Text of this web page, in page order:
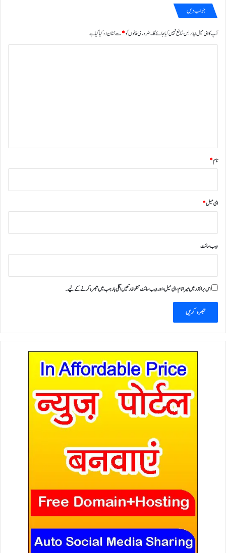
جواب دیں
آپ کا ای میل ایڈریس شائع نہیں کیا جائے گا۔ضروری خانوں کو*سے نشان زد کیا گیا ہے
نام*
ای میل*
ویب‌ سائٹ
اس براؤزر میں میرا نام، ای میل، اور ویب سائٹ محفوظ رکھیں اگلی بار جب میں تبصرہ کرنے کےلیے۔